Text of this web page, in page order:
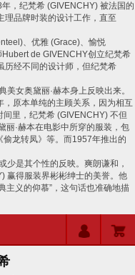
年，纪梵希 (GIVENCHY) 被法国的
理品牌时装的设计工作，直至
、优雅 (Grace)、愉悦
Hubert de GIVENCHY创立纪梵希
历经不同的设计师，但纪梵希
美女奥黛丽·赫本身上反映出来。
，原本单纯的主顾关系，因为相互
间里，纪梵希 (GIVENCHY) 不但
丽·赫本在电影中所穿的服装，包
偷龙转凤》等。而1957年推出的
少是其个性的反映。爽朗谦和，
赢得服装界彬彬绅士的美誉。他
主义的仰慕” ，这句话也准确地描